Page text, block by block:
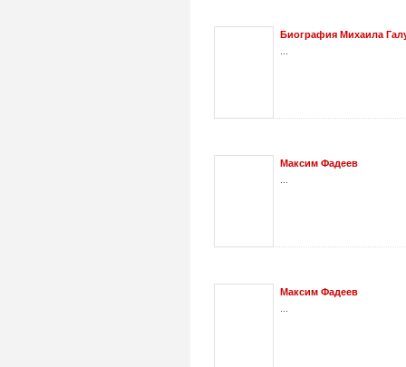
Биография Михаила
Максим Фадеев
Максим Фадеев